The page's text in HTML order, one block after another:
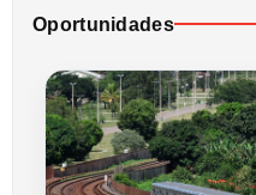
Oportunidades